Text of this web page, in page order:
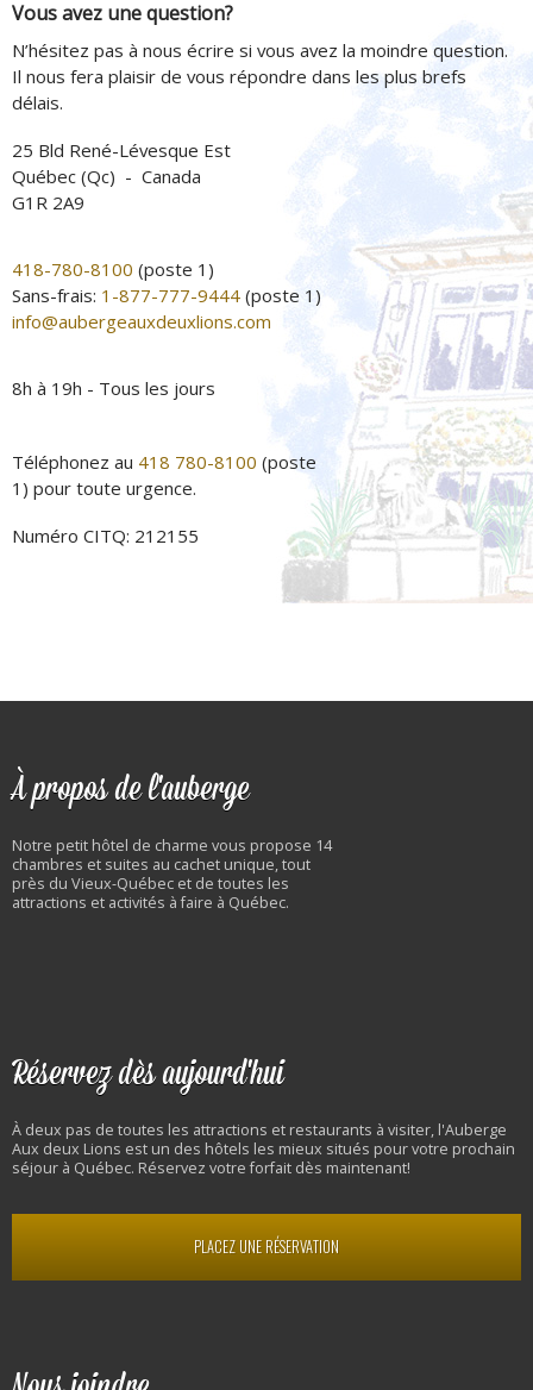
Vous avez une question?
N’hésitez pas à nous écrire si vous avez la moindre question.
Il nous fera plaisir de vous répondre dans les plus brefs
délais.
25 Bld René-Lévesque Est
Québec (Qc) - Canada
G1R 2A9
418-780-8100 (poste 1)
Sans-frais: 1-877-777-9444 (poste 1)
info@aubergeauxdeuxlions.com
8h à 19h - Tous les jours
Téléphonez au 418 780-8100 (poste
1) pour toute urgence.
Numéro CITQ: 212155
À propos de l'auberge
Notre petit hôtel de charme vous propose 14
chambres et suites au cachet unique, tout
près du Vieux-Québec et de toutes les
attractions et activités à faire à Québec.
Réservez dès aujourd'hui
À deux pas de toutes les attractions et restaurants à visiter, l'Auberge
Aux deux Lions est un des hôtels les mieux situés pour votre prochain
séjour à Québec. Réservez votre forfait dès maintenant!
PLACEZ UNE RÉSERVATION